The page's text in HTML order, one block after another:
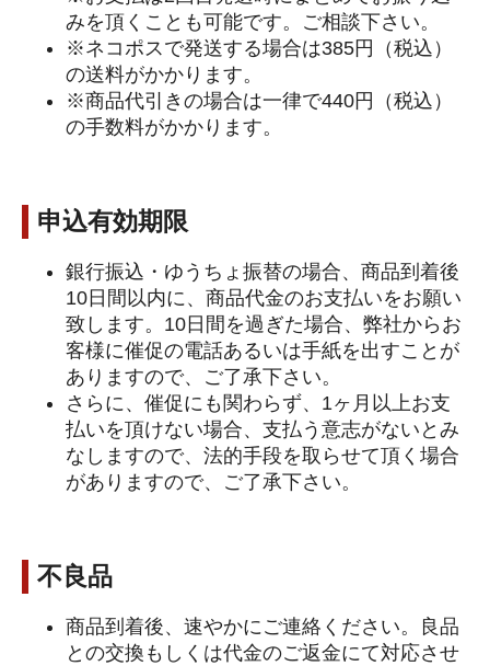
みを頂くことも可能です。ご相談下さい。
※ネコポスで発送する場合は385円（税込）
の送料がかかります。
※商品代引きの場合は一律で440円（税込）
の手数料がかかります。
申込有効期限
銀行振込・ゆうちょ振替の場合、商品到着後
10日間以内に、商品代金のお支払いをお願い
致します。10日間を過ぎた場合、弊社からお
客様に催促の電話あるいは手紙を出すことが
ありますので、ご了承下さい。
さらに、催促にも関わらず、1ヶ月以上お支
払いを頂けない場合、支払う意志がないとみ
なしますので、法的手段を取らせて頂く場合
がありますので、ご了承下さい。
不良品
商品到着後、速やかにご連絡ください。良品
との交換もしくは代金のご返金にて対応させ